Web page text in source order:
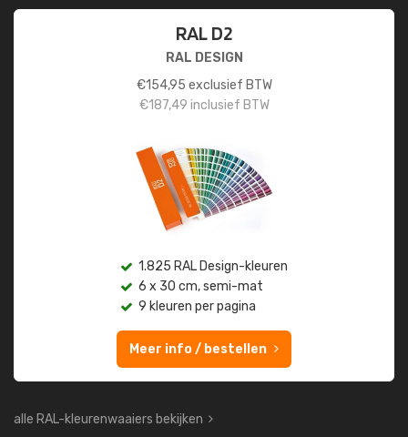
RAL D2
RAL DESIGN
€154,95 exclusief BTW
€187,49 inclusief BTW
1.825 RAL Design-kleuren
6 x 30 cm, semi-mat
9 kleuren per pagina
Meer info / bestellen
alle RAL-kleurenwaaiers bekijken